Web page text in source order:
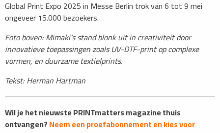
Global Print Expo 2025 in Messe Berlin trok van 6 tot 9 mei
ongeveer 15.000 bezoekers.
Foto boven: Mimaki’s stand blonk uit in creativiteit door
innovatieve toepassingen zoals UV-DTF-print op complexe
vormen, en duurzame textielprints.
Tekst: Herman Hartman
Wil je het nieuwste PRINTmatters magazine thuis
ontvangen?Neem een proefabonnement en kies voor